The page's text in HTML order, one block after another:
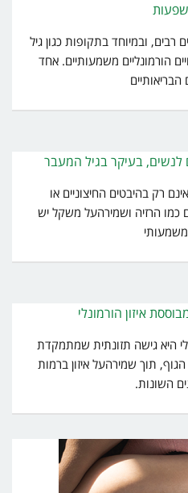
רבים, ובמיוחד בתקופות כגון גיל
הורמונליים משמעותיים. אחד
הבריאותיים
לנשים, בעיקר בגיל המעבר
רק בהיבטים החיצוניים או
כמו הרזיה ושמירהעל משקל יש
איזון הורמונלי
היא גישה תזונתית שמתמקדת
תוך שמירהעל איזון ברמות
השונות.